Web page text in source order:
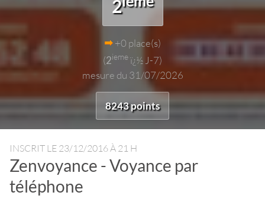
2
+0 place(s)
(2iemeï¿½ J-7)
mesure du 31/07/2026
8243 points
INSCRIT LE 23/12/2016 À 21 H
Zenvoyance - Voyance par
téléphone